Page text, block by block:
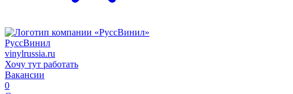
РуссВинил
vinylrussia.ru
Хочу тут работать
Вакансии
0